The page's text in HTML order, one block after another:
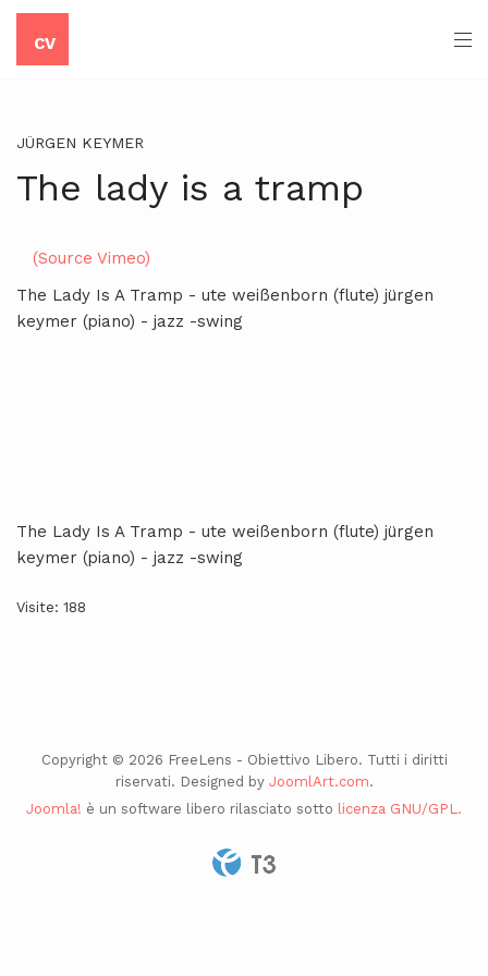
CV
JÜRGEN KEYMER
The lady is a tramp
(Source Vimeo)
The Lady Is A Tramp - ute weißenborn (flute) jürgen
keymer (piano) - jazz -swing
The Lady Is A Tramp - ute weißenborn (flute) jürgen
keymer (piano) - jazz -swing
Visite: 188
Copyright © 2026 FreeLens - Obiettivo Libero. Tutti i diritti
riservati. Designed by JoomlArt.com.
Joomla! è un software libero rilasciato sotto licenza GNU/GPL.